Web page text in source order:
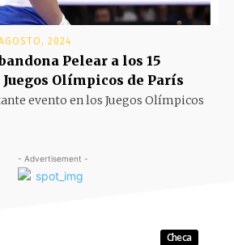
2024
Pelear a los 15
Olímpicos de París
evento en los Juegos Olímpicos
- Advertisement -
Checa